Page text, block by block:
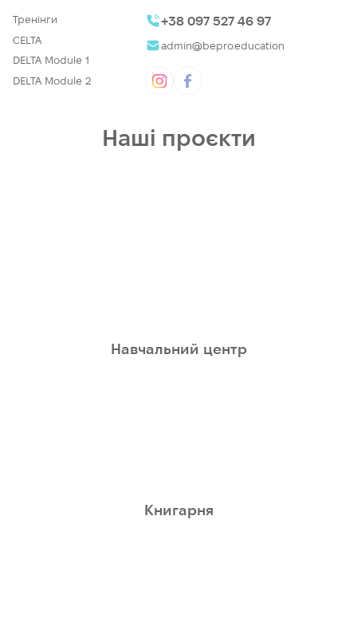
Тренінги
CELTA
DELTA Module 1
DELTA Module 2
+38 097 527 46 97
admin@bepro.education
Наші проєкти
Навчальний центр
Книгарня